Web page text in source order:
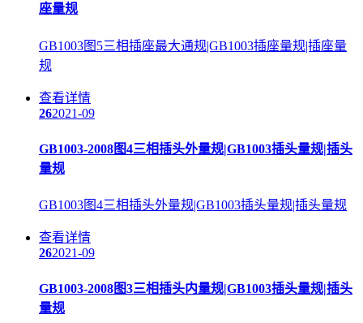
座量规
GB1003图5三相插座最大通规|GB1003插座量规|插座量
规
查看详情
262021-09
GB1003-2008图4三相插头外量规|GB1003插头量规|插头
量规
GB1003图4三相插头外量规|GB1003插头量规|插头量规
查看详情
262021-09
GB1003-2008图3三相插头内量规|GB1003插头量规|插头
量规